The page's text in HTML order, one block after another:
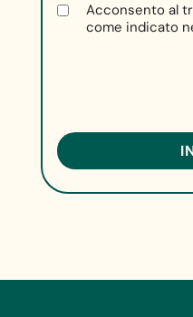
Acconsento al
come indicato